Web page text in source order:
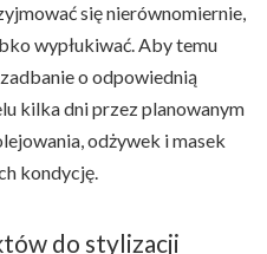
się nierównomiernie,
wypłukiwać. Aby temu
o odpowiednią
kilka dni przez planowanym
odżywek i masek
kondycję.
do stylizacji